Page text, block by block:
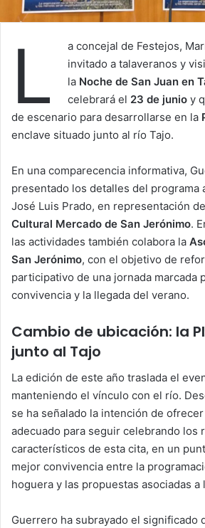
L
a concejal de Festejos,
invitado a talaveranos y
la Noche de San Juan en
celebrará el 23 de junio y
de escenario para desarrollarse en la
enclave situado junto al río Tajo.
En una comparecencia informativa,
presentado los detalles del programa
José Luis Prado, en representación
Cultural Mercado de San Jerónimo.
las actividades también colabora la
San Jerónimo, con el objetivo de
participativo de una jornada marcada
convivencia y la llegada del verano.
Cambio de ubicación: la
junto al Tajo
La edición de este año traslada el
manteniendo el vínculo con el río.
se ha señalado la intención de
adecuado para seguir celebrando los
característicos de esta cita, en un
mejor convivencia entre la
hoguera y las propuestas asociadas a
Guerrero ha subrayado el significado